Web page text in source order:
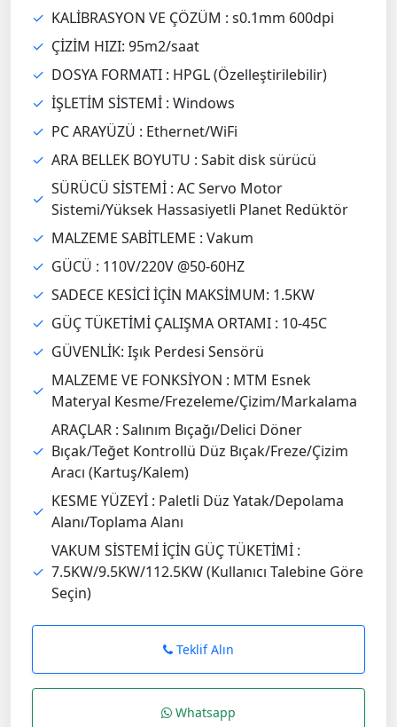
✓ KALİBRASYON VE ÇÖZÜM : s0.1mm 600dpi
✓ ÇİZİM HIZI: 95m2/saat
✓ DOSYA FORMATI : HPGL (Özelleştirilebilir)
✓ İŞLETİM SİSTEMİ : Windows
✓ PC ARAYÜZÜ : Ethernet/WiFi
✓ ARA BELLEK BOYUTU : Sabit disk sürücü
✓
SÜRÜCÜ SİSTEMİ : AC Servo Motor
Sistemi/Yüksek Hassasiyetli Planet Redüktör
✓ MALZEME SABİTLEME : Vakum
✓ GÜCÜ : 110V/220V @50-60HZ
✓ SADECE KESİCİ İÇİN MAKSİMUM: 1.5KW
✓ GÜÇ TÜKETİMİ ÇALIŞMA ORTAMI : 10-45C
✓ GÜVENLİK: Işık Perdesi Sensörü
✓
MALZEME VE FONKSİYON : MTM Esnek
Materyal Kesme/Frezeleme/Çizim/Markalama
✓
ARAÇLAR : Salınım Bıçağı/Delici Döner
Bıçak/Teğet Kontrollü Düz Bıçak/Freze/Çizim
Aracı (Kartuş/Kalem)
✓
KESME YÜZEYİ : Paletli Düz Yatak/Depolama
Alanı/Toplama Alanı
✓
VAKUM SİSTEMİ İÇİN GÜÇ TÜKETİMİ :
7.5KW/9.5KW/112.5KW (Kullanıcı Talebine Göre
Seçin)
Teklif Alın
Whatsapp